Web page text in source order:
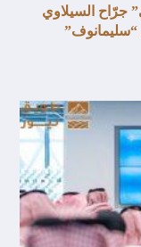
جرّاح السيلاوي
“سليمانوف”